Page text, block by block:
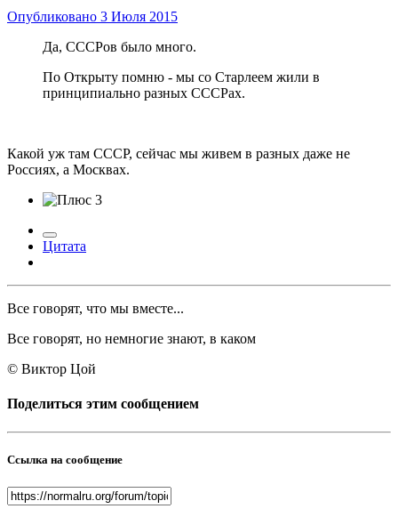
Опубликовано 3 Июля 2015
Да, СССРов было много.
По Открыту помню - мы со Старлеем жили в
принципиально разных СССРах.
Какой уж там СССР, сейчас мы живем в разных даже не
Россиях, а Москвах.
3
Цитата
Все говорят, что мы вместе...
Все говорят, но немногие знают, в каком
© Виктор Цой
Поделиться этим сообщением
Ссылка на сообщение